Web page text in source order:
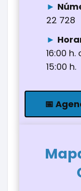
22 728
16:00
15:00 h.
📅